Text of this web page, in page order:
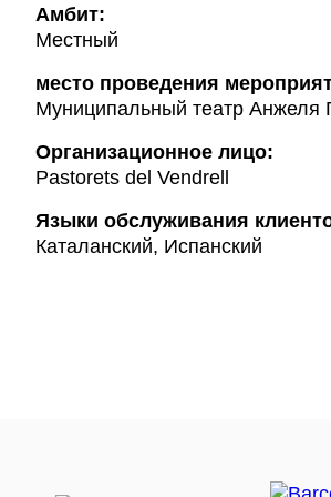
Амбит:
Местный
место проведения
Муниципальный театр Анжеля
Организационное лицо:
Pastorets del Vendrell
Языки обслуживания
Каталанский, Испанский